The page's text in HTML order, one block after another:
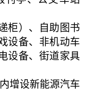
）、自助图书
设备、非机动车
设备、街道家具
设新能源汽车